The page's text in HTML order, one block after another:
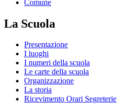
Comune
La Scuola
Presentazione
I luoghi
I numeri della scuola
Le carte della scuola
Organizzazione
La storia
Ricevimento Orari Segreterie